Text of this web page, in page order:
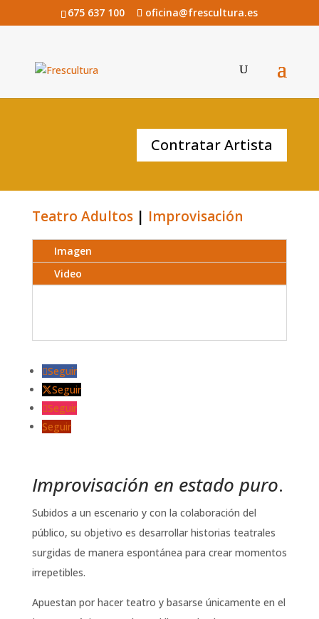
675 637 100 oficina@frescultura.es
Contratar Artista
Teatro Adultos| Improvisación
Imagen
Video
Seguir
Seguir
Seguir
Seguir
Improvisación en estado puro.
Subidos a un escenario y con la colaboración del
público, su objetivo es desarrollar historias teatrales
surgidas de manera espontánea para crear momentos
irrepetibles.
Apuestan por hacer teatro y basarse únicamente en el